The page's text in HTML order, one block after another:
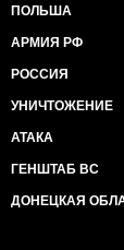
ПОЛЬША
АРМИЯ РФ
РОССИЯ
УНИЧТОЖЕНИЕ
АТАКА
ГЕНШТАБ ВС
ДОНЕЦКАЯ